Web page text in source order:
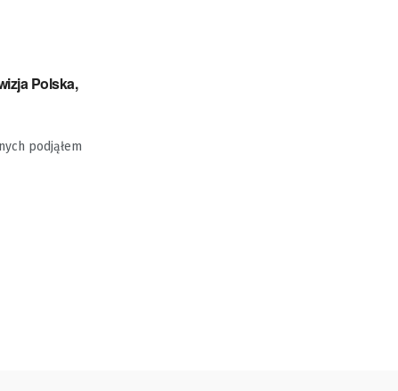
Polska,
podjąłem